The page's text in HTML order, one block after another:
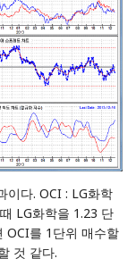
이다. OCI : LG화학
LG화학을 1.23 단
OCI를 1단위 매수할
것 같다.